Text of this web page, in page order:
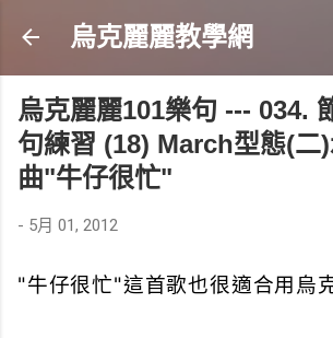
跳到主要內容
烏克麗麗教學網
烏克麗麗101樂句 --- 034.
句練習 (18) March型態(二
曲"牛仔很忙"
- 5月 01, 2012
"牛仔很忙"這首歌也很適合用烏